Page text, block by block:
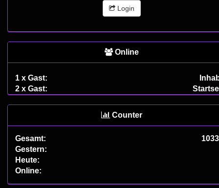
Login
Online
1 x Gast:
2 x Gast:
Counter
Gesamt:
Gestern:
Heute:
Online: